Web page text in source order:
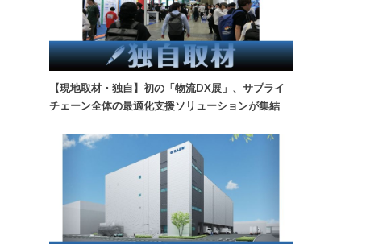
【現地取材・独自】初の「物流DX展」、サプライ
チェーン全体の最適化支援ソリューションが集結